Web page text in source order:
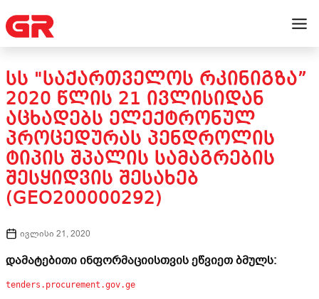
ᲡᲡ "ᲡᲐᲥᲐᲠᲗᲕᲔᲚᲝᲡ ᲠᲙᲘᲜᲘᲒᲖᲐ”
2020 ᲬᲚᲘᲡ 21 ᲘᲕᲚᲘᲡᲘᲓᲐᲜ
ᲐᲪᲮᲐᲓᲔᲑᲡ ᲔᲚᲔᲥᲢᲠᲝᲜᲣᲚ
ᲞᲠᲝᲪᲔᲓᲣᲠᲐᲡ ᲞᲔᲜᲓᲠᲝᲚᲘᲡ
ᲢᲘᲞᲘᲡ ᲨᲞᲐᲚᲘᲡ ᲡᲐᲛᲐᲒᲠᲔᲑᲘᲡ
ᲨᲔᲡᲧᲘᲓᲕᲘᲡ ᲨᲔᲡᲐᲮᲔᲑ
(GEO200000292)
ივლისი 21, 2020
დამატებითი ინფორმაციისთვის ეწვიეთ ბმულს:
tenders.procurement.gov.ge